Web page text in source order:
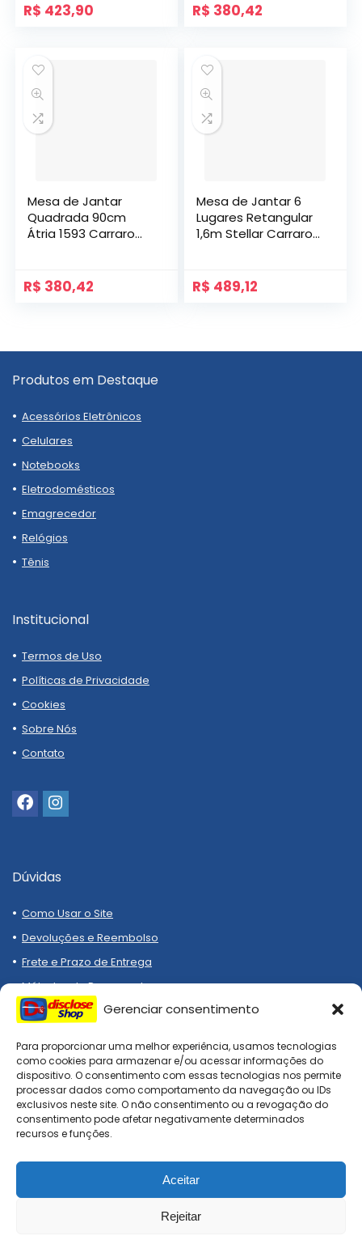
Gerenciar consentimento
Para proporcionar uma melhor experiência, usamos tecnologias
como cookies para armazenar e/ou acessar informações do
dispositivo. O consentimento com essas tecnologias nos permite
processar dados como comportamento da navegação ou IDs
exclusivos neste site. O não consentimento ou a revogação do
consentimento pode afetar negativamente determinados
recursos e funções.
Aceitar
Rejeitar
R$ 423,90 R$ 380,42
Mesa de Jantar
Quadrada 90cm
Átria 1593 Carraro
R$ 380,42
Mesa de Jantar 6
Lugares Retangular
1,6m Stellar Carraro
R$ 489,12
Produtos em Destaque
Acessórios Eletrônicos
Celulares
Notebooks
Eletrodomésticos
Emagrecedor
Relógios
Tênis
Institucional
Termos de Uso
Políticas de Privacidade
Cookies
Sobre Nós
Contato
Dúvidas
Como Usar o Site
Devoluções e Reembolso
Frete e Prazo de Entrega
Métodos de Pagamento
Compre melhor, compra
segura!